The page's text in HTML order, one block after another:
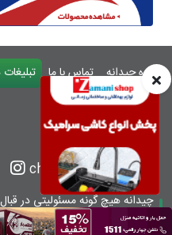
درباره چیدانه تماس با ما
ورود
chidaneh
چیدانه هیچ گونه مسئولیتی در
معرفی شده ندارد.